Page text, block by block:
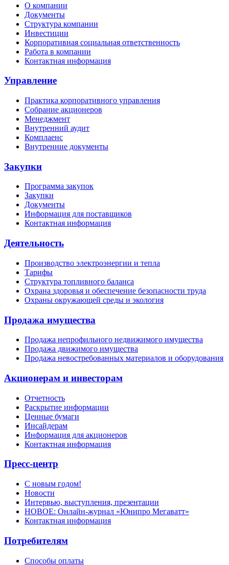
О компании
Документы
Структура компании
Инвестиции
Корпоративная социальная ответственность
Работа в компании
Контактная информация
Управление
Практика корпоративного управления
Собрание акционеров
Менеджмент
Внутренний аудит
Комплаенс
Внутренние документы
Закупки
Программа закупок
Закупки
Документы
Информация для поставщиков
Контактная информация
Деятельность
Производство электроэнергии и тепла
Тарифы
Структура топливного баланса
Охрана здоровья и обеспечение безопасности труда
Охраны окружающей среды и экология
Продажа имущества
Продажа непрофильного недвижимого имущества
Продажа движимого имущества
Продажа невостребованных материалов и оборудования
Акционерам и инвесторам
Отчетность
Раскрытие информации
Ценные бумаги
Инсайдерам
Информация для акционеров
Контактная информация
Пресс-центр
С новым годом!
Новости
Интервью, выступления, презентации
НОВОЕ: Онлайн-журнал «Юнипро Мегаватт»
Контактная информация
Потребителям
Способы оплаты